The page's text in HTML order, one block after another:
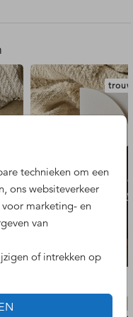
technieken om een
ons websiteverkeer
marketing- en
van
of intrekken op
uitstraling met
De illustratie van de
. De hippe ronde